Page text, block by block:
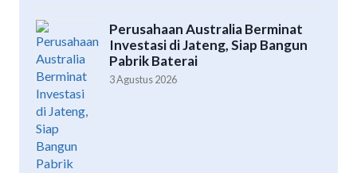
Perusahaan Australia Berminat
Investasi di Jateng, Siap Bangun
Pabrik Baterai
3 Agustus 2026